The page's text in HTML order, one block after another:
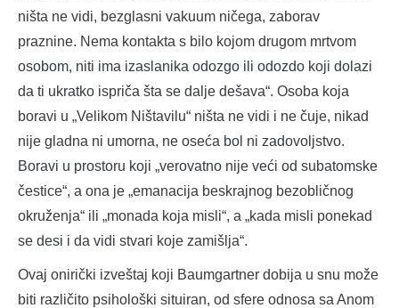
ništa ne vidi, bezglasni vakuum ničega, zaborav
praznine. Nema kontakta s bilo kojom drugom mrtvom
osobom, niti ima izaslanika odozgo ili odozdo koji dolazi
da ti ukratko ispriča šta se dalje dešava“. Osoba koja
boravi u „Velikom Ništavilu“ ništa ne vidi i ne čuje, nikad
nije gladna ni umorna, ne oseća bol ni zadovoljstvo.
Boravi u prostoru koji „verovatno nije veći od subatomske
čestice“, a ona je „emanacija beskrajnog bezobličnog
okruženja“ ili „monada koja misli“, a „kada misli ponekad
se desi i da vidi stvari koje zamišlja“.
Ovaj onirički izveštaj koji Baumgartner dobija u snu može
biti različito psihološki situiran, od sfere odnosa sa Anom